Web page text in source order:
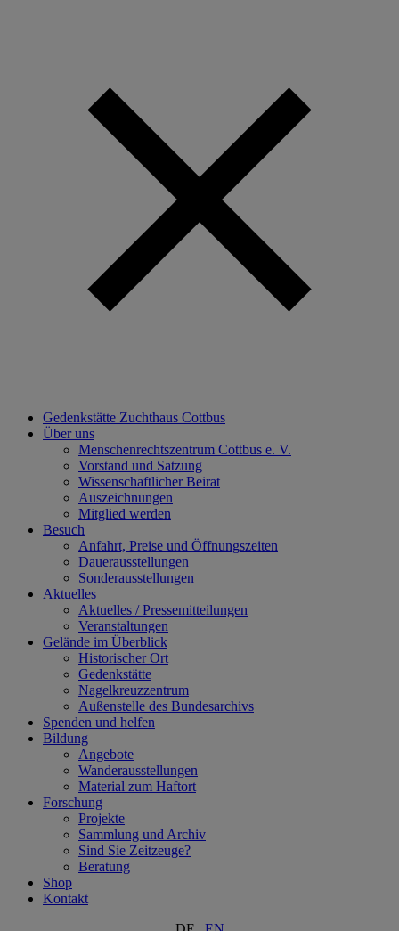
Gedenkstätte Zuchthaus Cottbus
Über uns
Menschenrechtszentrum Cottbus e. V.
Vorstand und Satzung
Wissenschaftlicher Beirat
Auszeichnungen
Mitglied werden
Besuch
Anfahrt, Preise und Öffnungszeiten
Dauerausstellungen
Sonderausstellungen
Aktuelles
Aktuelles / Pressemitteilungen
Veranstaltungen
Gelände im Überblick
Historischer Ort
Gedenkstätte
Nagelkreuzzentrum
Außenstelle des Bundesarchivs
Spenden und helfen
Bildung
Angebote
Wanderausstellungen
Material zum Haftort
Forschung
Projekte
Sammlung und Archiv
Sind Sie Zeitzeuge?
Beratung
Shop
Kontakt